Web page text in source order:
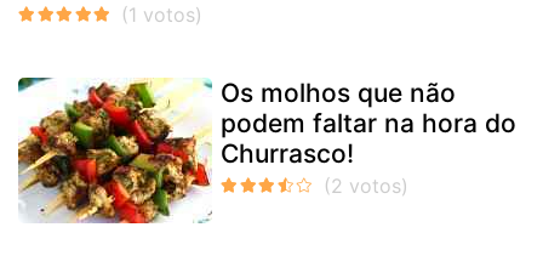
Os molhos que não
podem faltar na hora do
Churrasco!